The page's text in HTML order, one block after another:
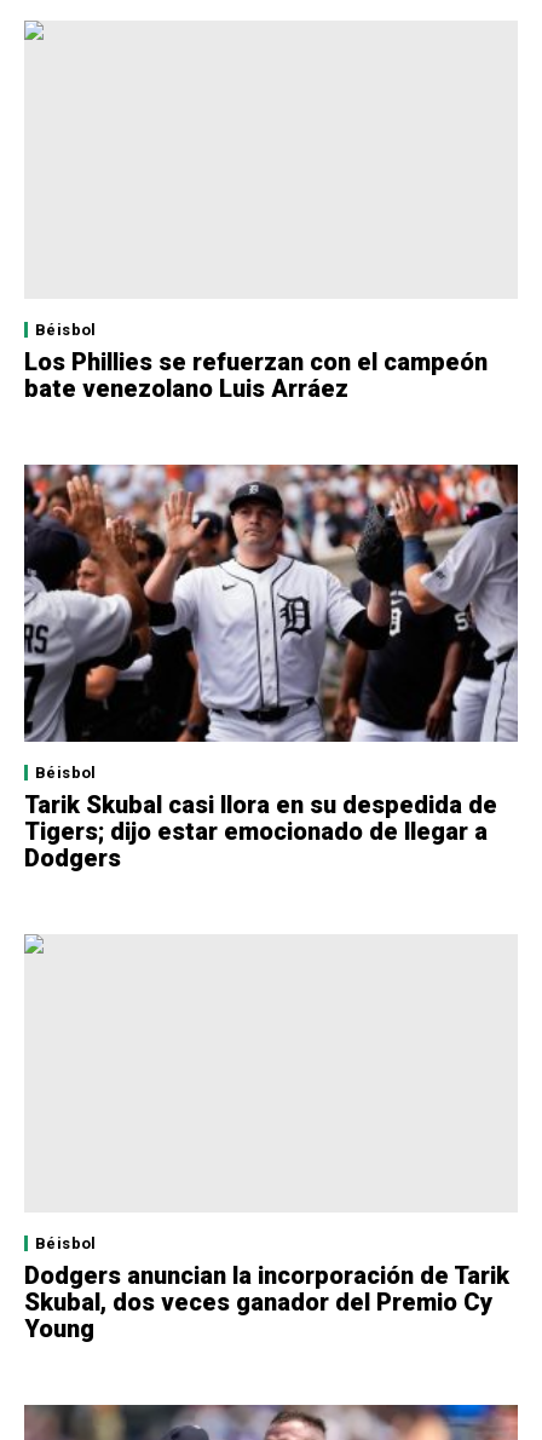
Béisbol
Los Phillies se refuerzan con el campeón
bate venezolano Luis Arráez
Béisbol
Tarik Skubal casi llora en su despedida de
Tigers; dijo estar emocionado de llegar a
Dodgers
Béisbol
Dodgers anuncian la incorporación de Tarik
Skubal, dos veces ganador del Premio Cy
Young